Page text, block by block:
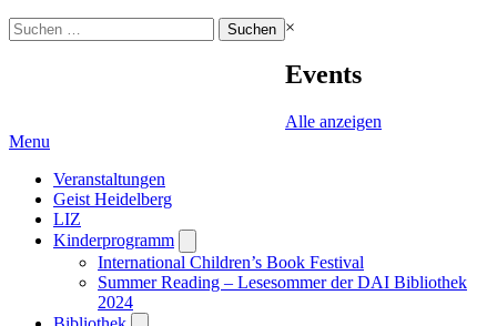
Suchen
nach:
×
Events
Alle anzeigen
Menu
Veranstaltungen
Geist Heidelberg
LIZ
Kinderprogramm
submenu
International Children’s Book Festival
Summer Reading – Lesesommer der DAI Bibliothek
2024